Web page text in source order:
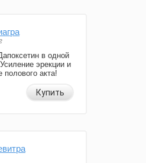
в одной
эрекции и
полового акта!
Купить